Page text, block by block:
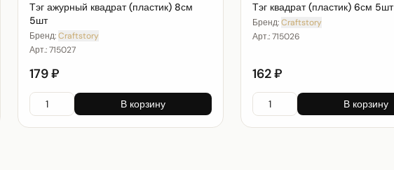
Тэг ажурный квадрат (пластик) 8см
5шт
Бренд:Craftstory
Арт.:715027
179 ₽
В корзину
Тэг квадрат (пластик) 6см 5шт
Бренд:Craftstory
Арт.:715026
162 ₽
В корзину